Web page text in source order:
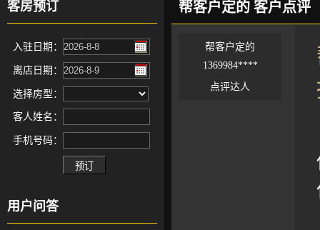
客房预订
入驻日期：
离店日期：
选择房型：
客人姓名：
手机号码：
用户问答
帮客户定的 客户点评
帮客户定的
1369984****
点评达人